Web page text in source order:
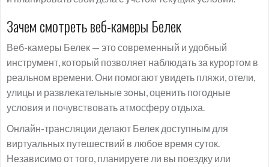
Зачем смотреть веб-камеры Белек
Веб-камеры Белек — это современный и удобный
инструмент, который позволяет наблюдать за курортом в
реальном времени. Они помогают увидеть пляжи, отели,
улицы и развлекательные зоны, оценить погодные
условия и почувствовать атмосферу отдыха.
Онлайн-трансляции делают Белек доступным для
виртуальных путешествий в любое время суток.
Независимо от того, планируете ли вы поездку или